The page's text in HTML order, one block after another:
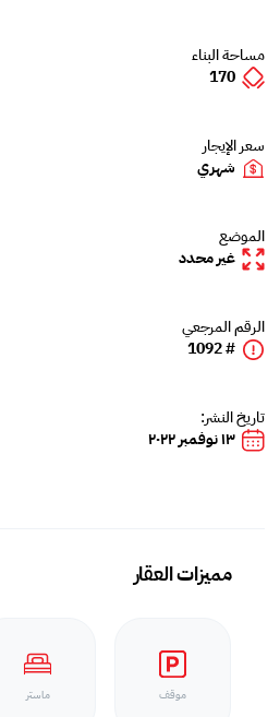
مساحة البناء
170
سعر الإيجار
شهري
الموضع
غير محدد
الرقم المرجعي
# 1092
تاريخ النشر:
١٣ نوفمبر ٢٠٢٢
مميزات العقار
موقف ماستر